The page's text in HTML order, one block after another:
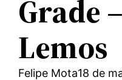
Grade
Lemos
Felipe Mota18 de